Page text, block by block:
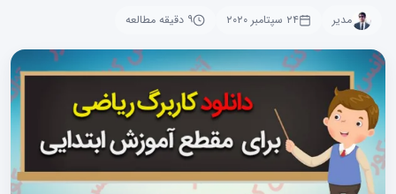
مدیر ۲۴ سپتامبر ۲۰۲۰ ۹ دقیقه مطالعه